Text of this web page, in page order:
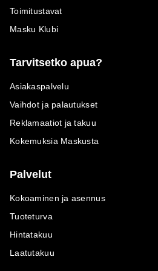
Toimitustavat
Masku Klubi
Tarvitsetko apua?
Asiakaspalvelu
Vaihdot ja palautukset
Reklamaatiot ja takuu
Kokemuksia Maskusta
Palvelut
Kokoaminen ja asennus
Tuoteturva
Hintatakuu
Laatutakuu